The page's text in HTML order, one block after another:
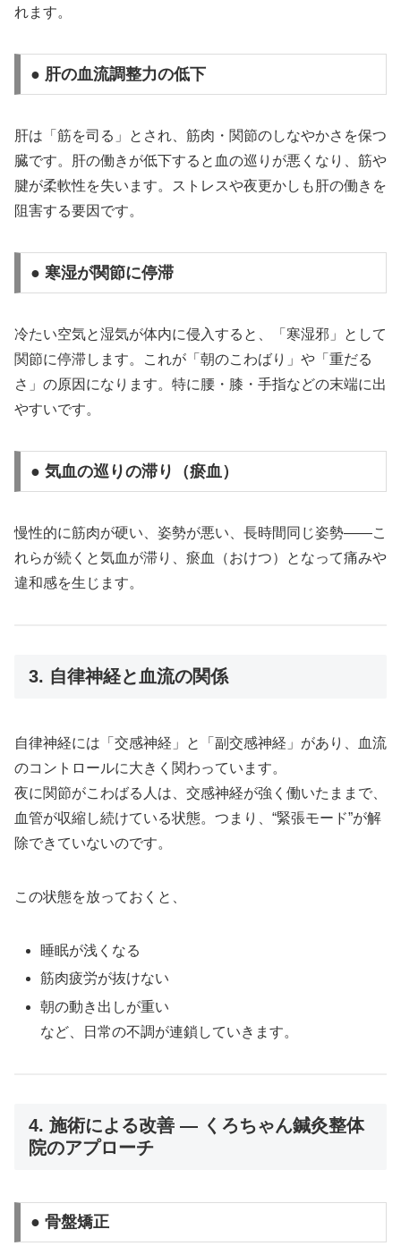
れます。
● 肝の血流調整力の低下
肝は「筋を司る」とされ、筋肉・関節のしなやかさを保つ
臓です。肝の働きが低下すると血の巡りが悪くなり、筋や
腱が柔軟性を失います。ストレスや夜更かしも肝の働きを
阻害する要因です。
● 寒湿が関節に停滞
冷たい空気と湿気が体内に侵入すると、「寒湿邪」として
関節に停滞します。これが「朝のこわばり」や「重だる
さ」の原因になります。特に腰・膝・手指などの末端に出
やすいです。
● 気血の巡りの滞り（瘀血）
慢性的に筋肉が硬い、姿勢が悪い、長時間同じ姿勢――こ
れらが続くと気血が滞り、瘀血（おけつ）となって痛みや
違和感を生じます。
3. 自律神経と血流の関係
自律神経には「交感神経」と「副交感神経」があり、血流
のコントロールに大きく関わっています。
夜に関節がこわばる人は、交感神経が強く働いたままで、
血管が収縮し続けている状態。つまり、“緊張モード”が解
除できていないのです。
この状態を放っておくと、
睡眠が浅くなる
筋肉疲労が抜けない
朝の動き出しが重い
など、日常の不調が連鎖していきます。
4. 施術による改善 ― くろちゃん鍼灸整体
院のアプローチ
● 骨盤矯正